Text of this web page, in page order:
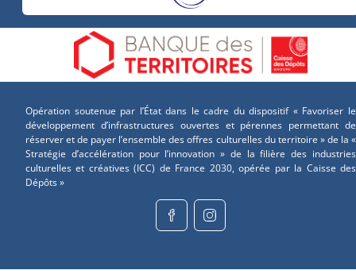
Opération soutenue par l’État dans le cadre du dispositif « Favoriser le
développement d’infrastructures ouvertes et pérennes permettant de
réserver et de payer l’ensemble des offres culturelles du territoire » de la «
Stratégie d’accélération pour l’innovation » de la filière des industries
culturelles et créatives (ICC) de France 2030, opérée par la Caisse des
Dépôts »